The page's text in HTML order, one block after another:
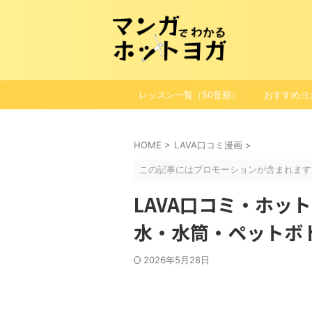
レッスン一覧（50音順） おすすめヨ
HOME > LAVA口コミ漫画 >
この記事にはプロモーションが含まれます
LAVA口コミ・ホッ
水・水筒・ペットボ
2026年5月28日